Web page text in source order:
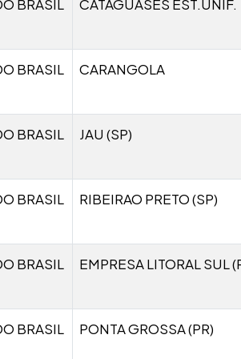
BRASIL
CATAGUASES EST.UNIF.
BRASIL
CARANGOLA
BRASIL
JAU (SP)
BRASIL
RIBEIRAO PRETO (SP)
BRASIL
EMPRESA LITORAL SUL
BRASIL
PONTA GROSSA (PR)